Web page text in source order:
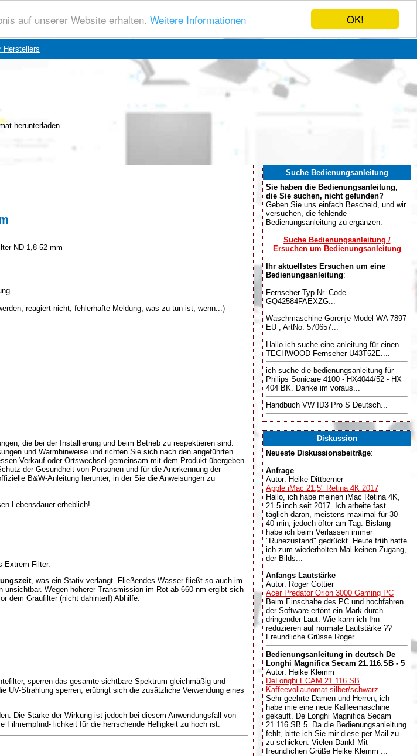
OK!
auf unserer Website erhalten. Weitere Informationen
Herstellers
herunterladen
ND 1,8 52 mm
reagiert nicht, fehlerhafte Meldung, was zu tun ist, wenn...)
die bei der Installierung und beim Betrieb zu respektieren sind.
und Warmhinweise und richten Sie sich nach den angeführten
Verkauf oder Ortswechsel gemeinsam mit dem Produkt übergeben
der Gesundheit von Personen und für die Anerkennung der
B&W-Anleitung herunter, in der Sie die Anweisungen zu
Lebensdauer erheblich!
Extrem-Filter.
, was ein Stativ verlangt. Fließendes Wasser fließt so auch im
Wegen höherer Transmission im Rot ab 660 nm ergibt sich
dem Graufilter (nicht dahinter!) Abhilfe.
sperren das gesamte sichtbare Spektrum gleichmäßig und
UV-Strahlung sperren, erübrigt sich die zusätzliche Verwendung eines
Die Stärke der Wirkung ist jedoch bei diesem Anwendungsfall von
Filmempfind- lichkeit für die herrschende Helligkeit zu hoch ist.
Suche Bedienungsanleitung
Sie haben die Bedienungsanleitung,
die Sie suchen, nicht gefunden?
Geben Sie uns einfach Bescheid, und wir
versuchen, die fehlende
Bedienungsanleitung zu ergänzen:
Suche Bedienungsanleitung /
Ersuchen um Bedienungsanleitung
Ihr aktuellstes Ersuchen um eine
Bedienungsanleitung:
Fernseher Typ Nr. Code
GQ42584FAEXZG...
Waschmaschine Gorenje Model WA 7897
EU , ArtNo. 570657...
Hallo ich suche eine anleitung für einen
TECHWOOD-Fernseher U43T52E....
ich suche die bedienungsanleitung für
Philips Sonicare 4100 - HX4044/52 - HX
404 BK. Danke im voraus...
Handbuch VW ID3 Pro S Deutsch...
Diskussion
Neueste Diskussionsbeiträge:
Anfrage
Autor: Heike Dittberner
Apple iMac 21,5" Retina 4K 2017
Hallo, ich habe meinen iMac Retina 4K,
21.5 inch seit 2017. Ich arbeite fast
täglich daran, meistens maximal für 30-
40 min, jedoch öfter am Tag. Bislang
habe ich beim Verlassen immer
"Ruhezustand" gedrückt. Heute früh hatte
ich zum wiederholten Mal keinen Zugang,
der Bilds...
Anfangs Lautstärke
Autor: Roger Gottier
Acer Predator Orion 3000 Gaming PC
Beim Einschalte des PC und hochfahren
der Software ertönt ein Mark durch
dringender Laut. Wie kann ich Ihn
reduzieren auf normale Lautstärke ??
Freundliche Grüsse Roger...
Bedienungsanleitung in deutsch De
Longhi Magnifica Secam 21.116.SB - 5
Autor: Heike Klemm
DeLonghi ECAM 21.116.SB
Kaffeevollautomat silber/schwarz
Sehr geehrte Damen und Herren, ich
habe mie eine neue Kaffeemaschine
gekauft. De Longhi Magnifica Secam
21.116.SB 5. Da die Bedienungsanleitung
fehlt, bitte ich Sie mir diese per Mail zu
zu schicken. Vielen Dank! Mit
freundlichen Grüße Heike Klemm ...